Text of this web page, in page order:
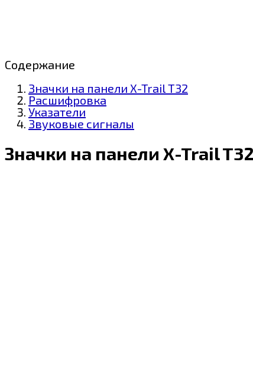
Содержание
Значки на панели X-Trail T32
Расшифровка
Указатели
Звуковые сигналы
Значки на панели X-Trail T32